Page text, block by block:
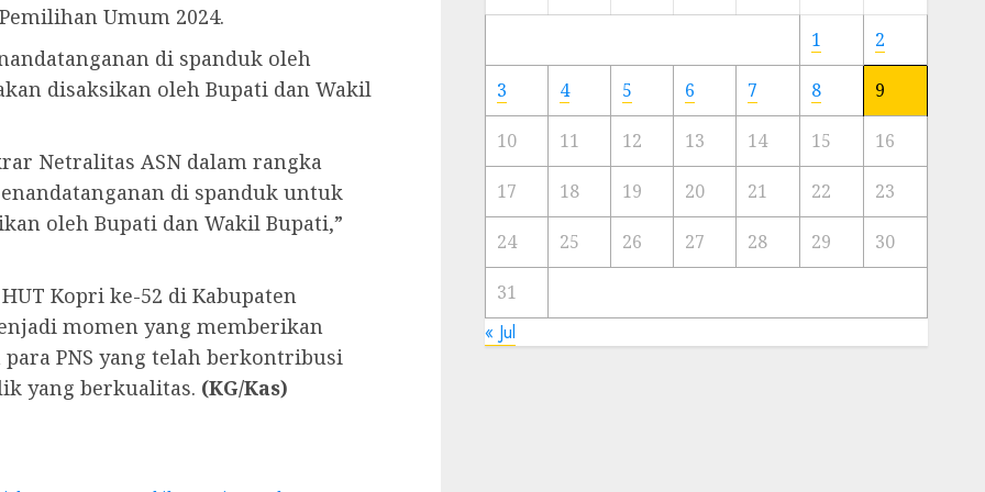
Umum 2024.
di spanduk oleh
disaksikan oleh Bupati dan Wakil
Netralitas ASN dalam rangka
di spanduk untuk
oleh Bupati dan Wakil Bupati,”
Kopri ke-52 di Kabupaten
momen yang memberikan
PNS yang telah berkontribusi
yang berkualitas. (KG/Kas)
Artis
Kota
23/11/2024
0
1 2
3 4 5 6 7 8 9
10 11 12 13 14 15 16
17 18 19 20 21 22 23
24 25 26 27 28 29 30
31
« Jul